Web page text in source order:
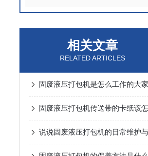
相关文章
RELATED ARTICLES